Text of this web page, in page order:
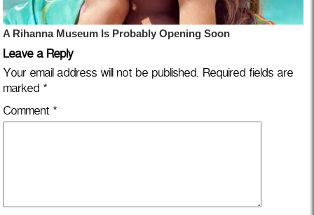
Leave a Reply
Your email address will not be published. Required fields are
marked *
Comment *